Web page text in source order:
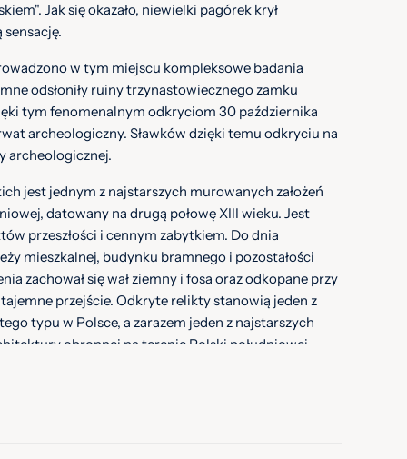
Jak się okazało, niewielki pagórek krył
w tym miejscu kompleksowe badania
odsłoniły ruiny trzynastowiecznego zamku
tym fenomenalnym odkryciom 30 października
archeologiczny. Sławków dzięki temu odkryciu na
archeologicznej.
jest jednym z najstarszych murowanych założeń
datowany na drugą połowę XIII wieku. Jest
przeszłości i cennym zabytkiem. Do dnia
mieszkalnej, budynku bramnego i pozostałości
zachował się wał ziemny i fosa oraz odkopane przy
przejście. Odkryte relikty stanowią jeden z
typu w Polsce, a zarazem jeden z najstarszych
obronnej na terenie Polski południowej.
krakowskim Pawłem z Przemankowa (1266-
trwała ona od 1280 do 1283. Pierwotne założenie